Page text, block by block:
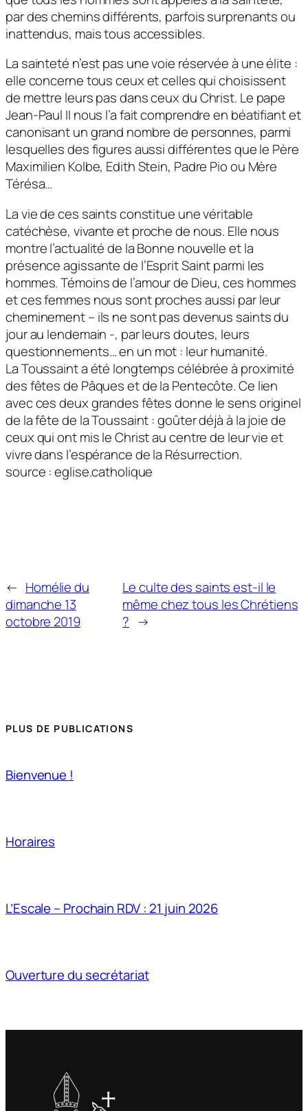
par des chemins différents, parfois surprenants ou
inattendus, mais tous accessibles.
La sainteté n’est pas une voie réservée à une élite :
elle concerne tous ceux et celles qui choisissent
de mettre leurs pas dans ceux du Christ. Le pape
Jean-Paul II nous l’a fait comprendre en béatifiant et
canonisant un grand nombre de personnes, parmi
lesquelles des figures aussi différentes que le Père
Maximilien Kolbe, Edith Stein, Padre Pio ou Mère
Térésa…
La vie de ces saints constitue une véritable
catéchèse, vivante et proche de nous. Elle nous
montre l’actualité de la Bonne nouvelle et la
présence agissante de l’Esprit Saint parmi les
hommes. Témoins de l’amour de Dieu, ces hommes
et ces femmes nous sont proches aussi par leur
cheminement – ils ne sont pas devenus saints du
jour au lendemain -, par leurs doutes, leurs
questionnements… en un mot : leur humanité.
La Toussaint a été longtemps célébrée à proximité
des fêtes de Pâques et de la Pentecôte. Ce lien
avec ces deux grandes fêtes donne le sens originel
de la fête de la Toussaint : goûter déjà à la joie de
ceux qui ont mis le Christ au centre de leur vie et
vivre dans l’espérance de la Résurrection.
source : eglise.catholique
← Homélie du
dimanche 13
octobre 2019
Le culte des saints est-il le
même chez tous les Chrétiens
? →
PLUS DE PUBLICATIONS
Bienvenue !
Horaires
L’Escale – Prochain RDV : 21 juin 2026
Ouverture du secrétariat